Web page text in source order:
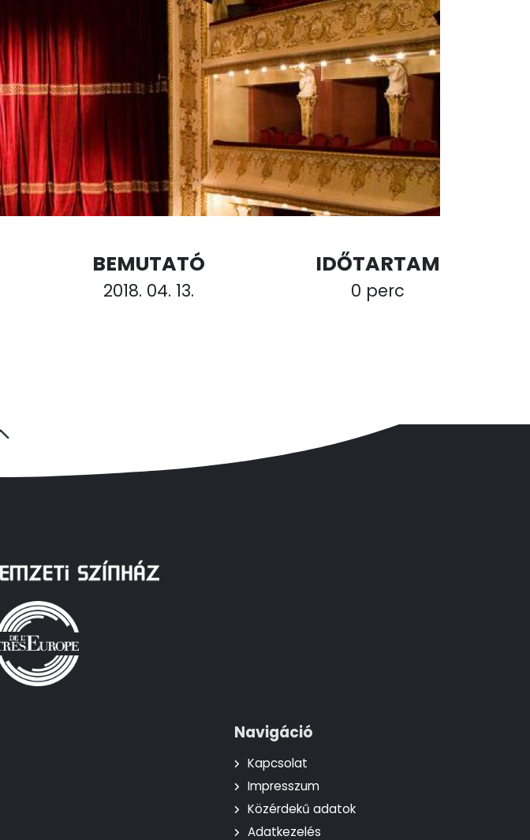
BEMUTATÓ
2018. 04. 13.
IDŐTARTAM
0 perc
Navigáció
Kapcsolat
Impresszum
Közérdekű adatok
Adatkezelés